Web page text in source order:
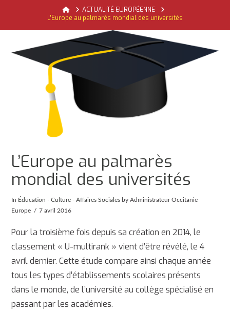
ACTUALITÉ DE L'UNION EUROPÉENNE, ACTUALITÉ DE LA REPRÉSENTATION D’OCCITANIE EUROPE, NUMÉRIQUE- DIGITAL
JUILLET 24, 2026
HomeACTUALITÉ EUROPÉENNE
L’Europe au palmarès mondial des universités
L’Europe au palmarès
mondial des universités
In Éducation - Culture - Affaires Sociales by Administrateur Occitanie
Europe
7 avril 2016
Pour la troisième fois depuis sa création en 2014, le
classement « U-multirank » vient d’être révélé, le 4
avril dernier. Cette étude compare ainsi chaque année
tous les types d’établissements scolaires présents
dans le monde, de l’université au collège spécialisé en
passant par les académies.